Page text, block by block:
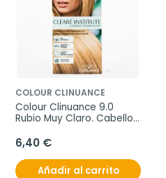
COLOUR CLINUANCE
Colour Clinuance 9.0
Rubio Muy Claro. Cabellos
6,40 €
Añadir al carrito